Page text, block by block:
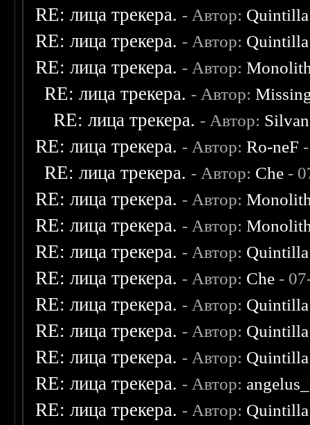
RE: лица трекера. - Автор: Quintilla
RE: лица трекера. - Автор: Quintilla
RE: лица трекера. - Автор:
RE: лица трекера. - Автор:
RE: лица трекера. - Автор:
RE: лица трекера. - Автор:Ro-neF
RE: лица трекера. - Автор: Che -
RE: лица трекера. - Автор:
RE: лица трекера. - Автор:
RE: лица трекера. - Автор: Quintilla
RE: лица трекера. - Автор: Che -
RE: лица трекера. - Автор: Quintilla
RE: лица трекера. - Автор: Quintilla
RE: лица трекера. - Автор: Quintilla
RE: лица трекера. - Автор:
RE: лица трекера. - Автор: Quintilla